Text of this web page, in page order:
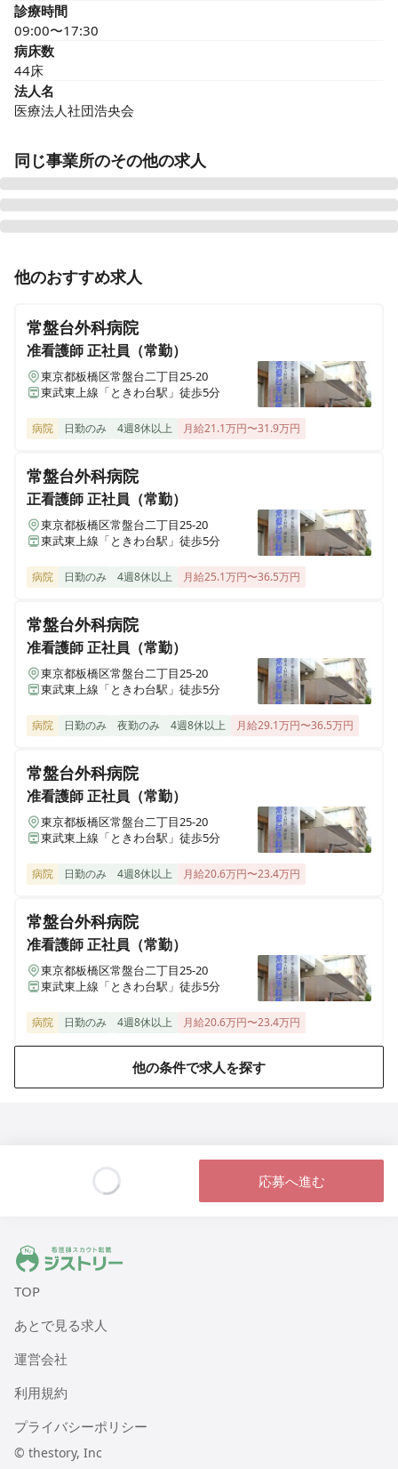
診療時間
09:00〜17:30
病床数
44床
法人名
医療法人社団浩央会
同じ事業所のその他の求人
正看護師 正社員（常勤）
JR中央線国立駅すぐ★2交代制◎年間休日124日◎有休
正看護師 パート・アルバイト
JR国立駅徒歩５分★夜勤1回33,000円夜勤専従★月2~4
回の勤務をお願いします！
他のおすすめ求人
常盤台外科病院
准看護師正社員（常勤）
東京都板橋区常盤台二丁目25-20
東武東上線「ときわ台駅」徒歩5分
病院 日勤のみ 4週8休以上 月給21.1万円〜31.9万円
常盤台外科病院
正看護師正社員（常勤）
東京都板橋区常盤台二丁目25-20
東武東上線「ときわ台駅」徒歩5分
病院 日勤のみ 4週8休以上 月給25.1万円〜36.5万円
常盤台外科病院
准看護師正社員（常勤）
東京都板橋区常盤台二丁目25-20
東武東上線「ときわ台駅」徒歩5分
病院 日勤のみ 夜勤のみ 4週8休以上 月給29.1万円〜36.5万円
常盤台外科病院
准看護師正社員（常勤）
東京都板橋区常盤台二丁目25-20
東武東上線「ときわ台駅」徒歩5分
病院 日勤のみ 4週8休以上 月給20.6万円〜23.4万円
常盤台外科病院
准看護師正社員（常勤）
東京都板橋区常盤台二丁目25-20
東武東上線「ときわ台駅」徒歩5分
病院 日勤のみ 4週8休以上 月給20.6万円〜23.4万円
他の条件で求人を探す
応募へ進む
ジストリー 看護師の転職マッチング
TOP
あとで見る求人
運営会社
利用規約
プライバシーポリシー
© thestory, Inc